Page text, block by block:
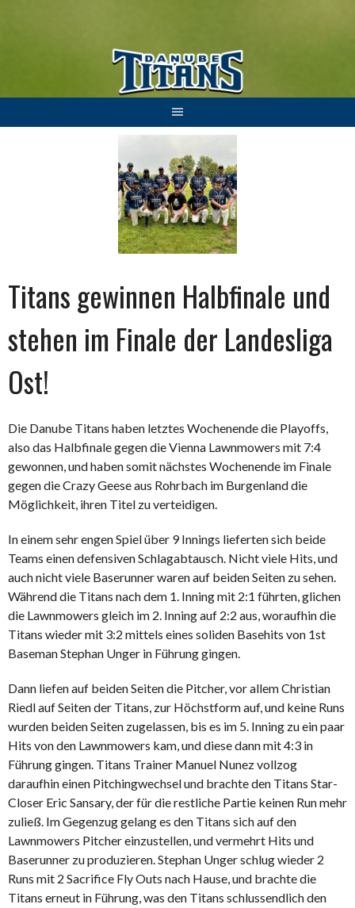
Titans gewinnen Halbfinale und
stehen im Finale der Landesliga
Ost!
Die Danube Titans haben letztes Wochenende die Playoffs,
also das Halbfinale gegen die Vienna Lawnmowers mit 7:4
gewonnen, und haben somit nächstes Wochenende im Finale
gegen die Crazy Geese aus Rohrbach im Burgenland die
Möglichkeit, ihren Titel zu verteidigen.
In einem sehr engen Spiel über 9 Innings lieferten sich beide
Teams einen defensiven Schlagabtausch. Nicht viele Hits, und
auch nicht viele Baserunner waren auf beiden Seiten zu sehen.
Während die Titans nach dem 1. Inning mit 2:1 führten, glichen
die Lawnmowers gleich im 2. Inning auf 2:2 aus, woraufhin die
Titans wieder mit 3:2 mittels eines soliden Basehits von 1st
Baseman Stephan Unger in Führung gingen.
Dann liefen auf beiden Seiten die Pitcher, vor allem Christian
Riedl auf Seiten der Titans, zur Höchstform auf, und keine Runs
wurden beiden Seiten zugelassen, bis es im 5. Inning zu ein paar
Hits von den Lawnmowers kam, und diese dann mit 4:3 in
Führung gingen. Titans Trainer Manuel Nunez vollzog
daraufhin einen Pitchingwechsel und brachte den Titans Star-
Closer Eric Sansary, der für die restliche Partie keinen Run mehr
zuließ. Im Gegenzug gelang es den Titans sich auf den
Lawnmowers Pitcher einzustellen, und vermehrt Hits und
Baserunner zu produzieren. Stephan Unger schlug wieder 2
Runs mit 2 Sacrifice Fly Outs nach Hause, und brachte die
Titans erneut in Führung, was den Titans schlussendlich den